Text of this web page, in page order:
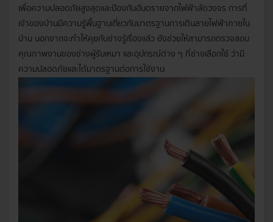
เพื่อความปลอดภัยสูงสุดและป้องกันอันตรายจากไฟฟ้าลัดวงจร การที่
เจ้าของบ้านมีความรู้พื้นฐานเกี่ยวกับมาตรฐานการเดินสายไฟฟ้าภายใน
บ้าน นอกจากจะทำให้คุยกับช่างรู้เรื่องแล้ว ยังช่วยให้สามารถตรวจสอบ
คุณภาพงานของช่างผู้รับเหมา และอุปกรณ์ต่าง ๆ ที่ช่างเลือกใช้ ว่ามี
ความปลอดภัยและได้มาตรฐานต่อการใช้งาน